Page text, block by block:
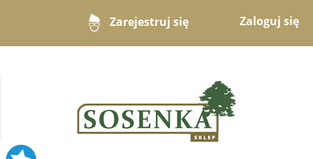
Zarejestruj się Zaloguj się